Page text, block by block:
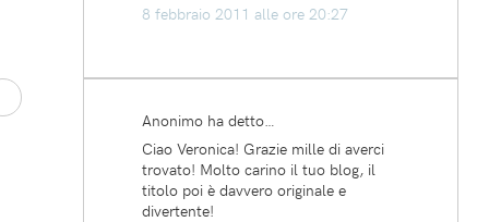
8 febbraio 2011 alle ore 20:27
Anonimo ha detto…
Ciao Veronica! Grazie mille di averci
trovato! Molto carino il tuo blog, il
titolo poi è davvero originale e
divertente!